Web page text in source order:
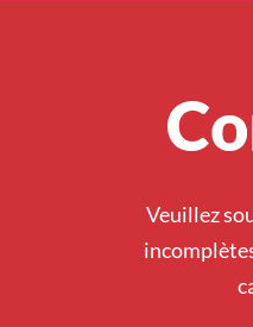
Veuillez